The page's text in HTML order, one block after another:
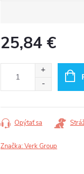
25,84 €
Opýtať sa
Značka:Verk Group